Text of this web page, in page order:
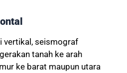
vertikal, seismograf
tanah ke arah
ke barat maupun utara